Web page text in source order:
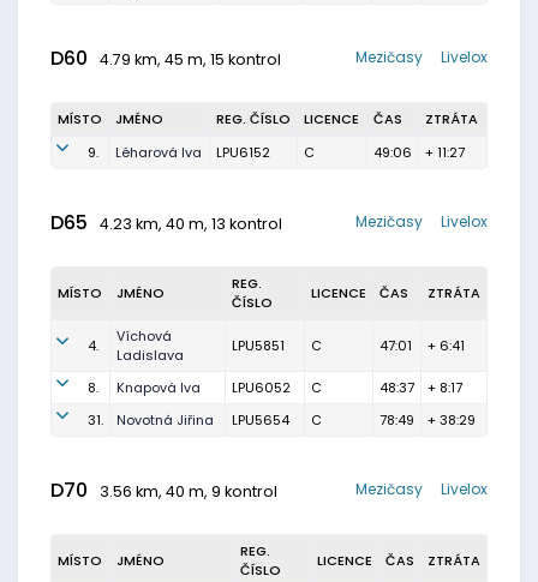
D60 4.79 km, 45 m, 15 kontrol Livelox
Mezičasy
MÍSTO JMÉNO REG. ČÍSLO LICENCE ČAS
ZTRÁTA
9.
Léharová Iva LPU6152 C 49:06 + 11:27
D65 4.23 km, 40 m, 13 kontrol Livelox
Mezičasy
MÍSTO JMÉNO
REG.
ČÍSLO
LICENCE ČAS ZTRÁTA
4.
Víchová
Ladislava
LPU5851 C 47:01 + 6:41
8. Knapová Iva LPU6052 C 48:37
+ 8:17
31.
Novotná Jiřina LPU5654 C 78:49 + 38:29
D70 3.56 km, 40 m, 9 kontrol Livelox
Mezičasy
MÍSTO JMÉNO
REG.
ČÍSLO
LICENCE ČAS ZTRÁTA